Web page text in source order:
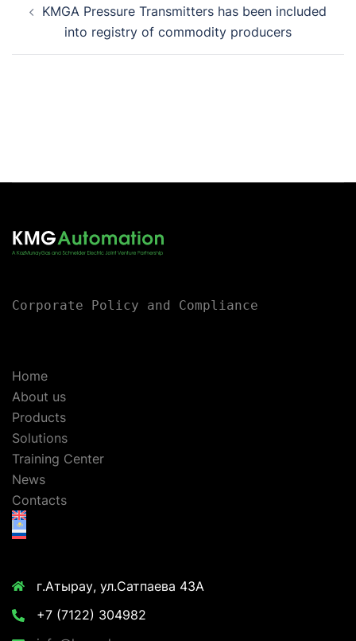
navigation
KMGA Pressure Transmitters has been included
into registry of commodity producers
Corporate Policy and Compliance
Home
About us
Products
Solutions
Training Center
News
Contacts
г.Атырау, ул.Сатпаева 43А
+7 (7122) 304982